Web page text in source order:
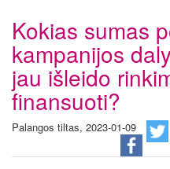
Kokias sumas
kampanijos
jau išleido
finansuoti?
Palangos tiltas, 2023-01-09